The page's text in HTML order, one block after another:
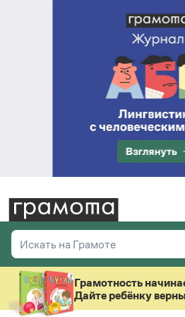
Искать на Грамоте
Справочная служба
Везде